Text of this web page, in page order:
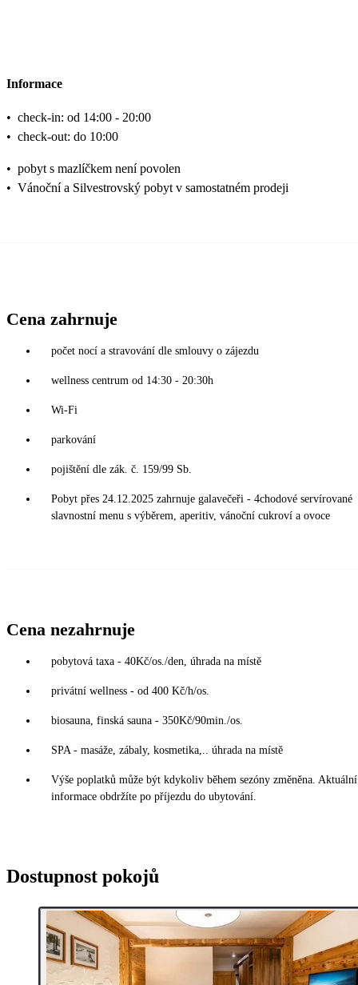
Informace
• check-in: od 14:00 - 20:00
• check-out: do 10:00
• pobyt s mazlíčkem není povolen
• Vánoční a Silvestrovský pobyt v samostatném prodeji
Cena zahrnuje
počet nocí a stravování dle smlouvy o zájezdu
wellness centrum od 14:30 - 20:30h
Wi-Fi
parkování
pojištění dle zák. č. 159/99 Sb.
Pobyt přes 24.12.2025 zahrnuje galavečeři - 4chodové servírované
slavnostní menu s výběrem, aperitiv, vánoční cukroví a ovoce
Cena nezahrnuje
pobytová taxa - 40Kč/os./den, úhrada na místě
privátní wellness - od 400 Kč/h/os.
biosauna, finská sauna - 350Kč/90min./os.
SPA - masáže, zábaly, kosmetika,.. úhrada na místě
Výše poplatků může být kdykoliv během sezóny změněna. Aktuální
informace obdržíte po příjezdu do ubytování.
Dostupnost pokojů